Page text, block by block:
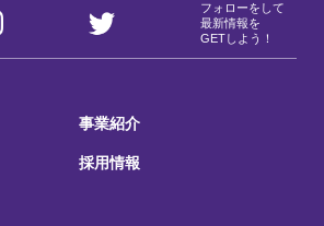
フォローをして
最新情報を
GETしよう！
事業紹介
採用情報